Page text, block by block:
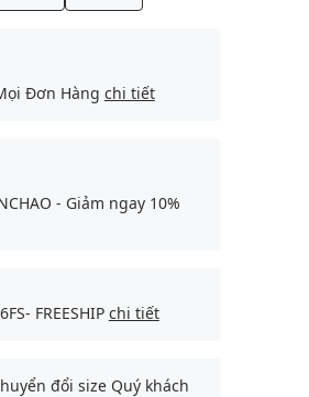
Đơn Hàng chi tiết
- Giảm ngay 10%
FREESHIP chi tiết
đổi size Quý khách